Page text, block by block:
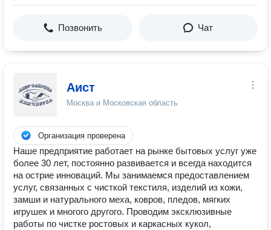
Позвонить Чат
Аист
Москва и Московская область
Организация проверена
Наше предприятие работает на рынке бытовых услуг уже
более 30 лет, постоянно развивается и всегда находится
на острие инноваций. Мы занимаемся предоставлением
услуг, связанных с чисткой текстиля, изделий из кожи,
замши и натурального меха, ковров, пледов, мягких
игрушек и многого другого. Проводим эксклюзивные
работы по чистке ростовых и каркасных кукол,